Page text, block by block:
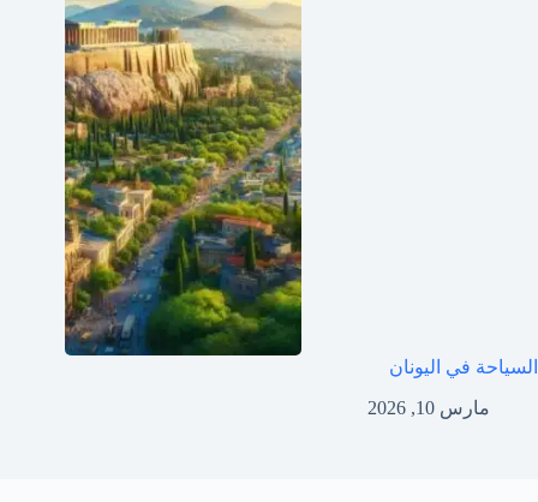
السياحة في اليونان
مارس 10, 2026